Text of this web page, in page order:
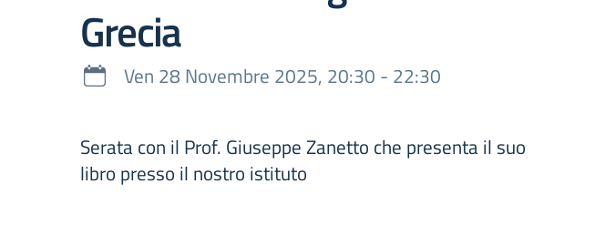
Grecia
Ven 28 Novembre 2025, 20:30 - 22:30
Serata con il Prof. Giuseppe Zanetto che presenta il suo
libro presso il nostro istituto